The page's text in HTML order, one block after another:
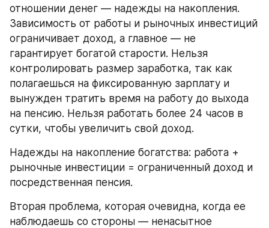
отношении денег — надежды на накопления.
Зависимость от работы и рыночных инвестиций
ограничивает доход, а главное — не
гарантирует богатой старости. Нельзя
контролировать размер заработка, так как
полагаешься на фиксированную зарплату и
вынужден тратить время на работу до выхода
на пенсию. Нельзя работать более 24 часов в
сутки, чтобы увеличить свой доход.
Надежды на накопление богатства: работа +
рыночные инвестиции = ограниченный доход и
посредственная пенсия.
Вторая проблема, которая очевидна, когда ее
наблюдаешь со стороны — ненасытное